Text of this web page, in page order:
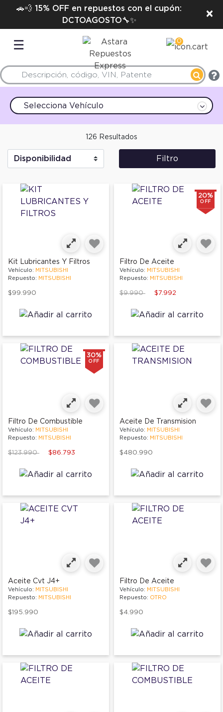
🚗💨 15% OFF en repuestos con el cupón:
DCTOAGOSTO🔧✨
×
☰ 0
Selecciona Vehículo
126 Resultados
Filtro
Kit Lubricantes Y Filtros
Vehículo: MITSUBISHI
Repuesto: MITSUBISHI
$99.990
20%
OFF
Filtro De Aceite
Vehículo: MITSUBISHI
Repuesto: MITSUBISHI
Price reduced from
$9.990to $7.992
30%
OFF
Filtro De Combustible
Vehículo: MITSUBISHI
Repuesto: MITSUBISHI
Price reduced from
$123.990to $86.793
Aceite De Transmision
Vehículo: MITSUBISHI
Repuesto: MITSUBISHI
$480.990
Aceite Cvt J4+
Vehículo: MITSUBISHI
Repuesto: MITSUBISHI
$195.990
Filtro De Aceite
Vehículo: MITSUBISHI
Repuesto: OTRO
$4.990